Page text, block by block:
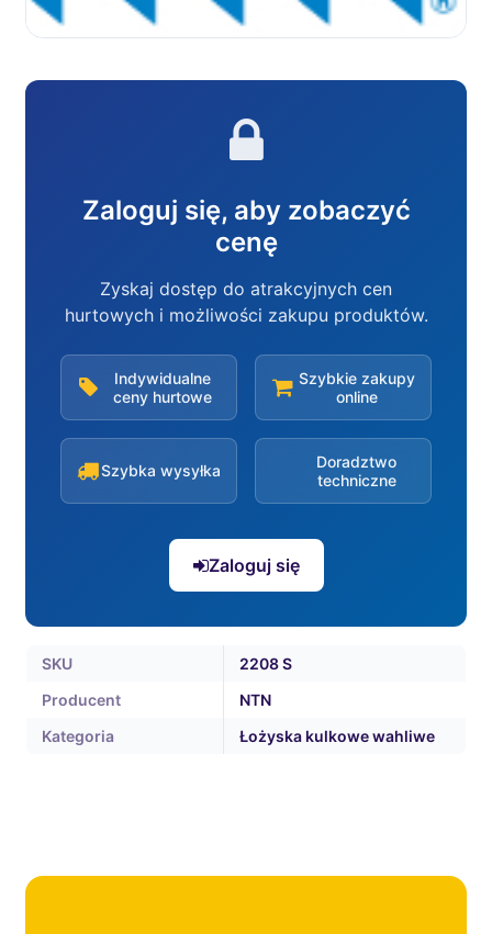
Zaloguj się, aby zobaczyć
cenę
Zyskaj dostęp do atrakcyjnych cen
hurtowych i możliwości zakupu produktów.
Indywidualne
ceny hurtowe
Szybkie zakupy
online
Szybka wysyłka
Doradztwo
techniczne
Zaloguj się
SKU
2208 S
Producent
NTN
Kategoria
Łożyska kulkowe wahliwe